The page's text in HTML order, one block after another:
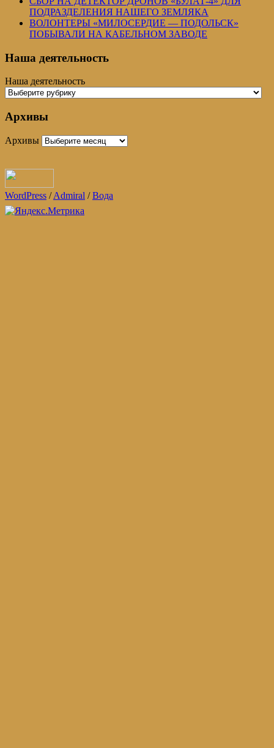
ПОДРАЗДЕЛЕНИЯ НАШЕГО ЗЕМЛЯКА
ВОЛОНТЕРЫ «МИЛОСЕРДИЕ — ПОДОЛЬСК»
ПОБЫВАЛИ НА КАБЕЛЬНОМ ЗАВОДЕ
Наша деятельность
Наша деятельность
Архивы
Архивы
WordPress /Admiral /Вода